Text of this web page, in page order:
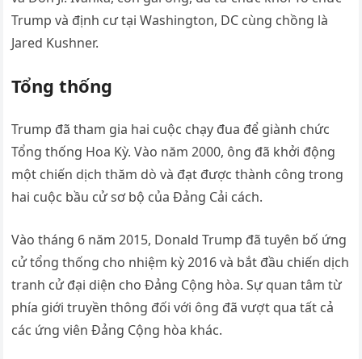
Trump và định cư tại Washington, DC cùng chồng là
Jared Kushner.
Tổng thống
Trump đã tham gia hai cuộc chạy đua để giành chức
Tổng thống Hoa Kỳ. Vào năm 2000, ông đã khởi động
một chiến dịch thăm dò và đạt được thành công trong
hai cuộc bầu cử sơ bộ của Đảng Cải cách.
Vào tháng 6 năm 2015, Donald Trump đã tuyên bố ứng
cử tổng thống cho nhiệm kỳ 2016 và bắt đầu chiến dịch
tranh cử đại diện cho Đảng Cộng hòa. Sự quan tâm từ
phía giới truyền thông đối với ông đã vượt qua tất cả
các ứng viên Đảng Cộng hòa khác.